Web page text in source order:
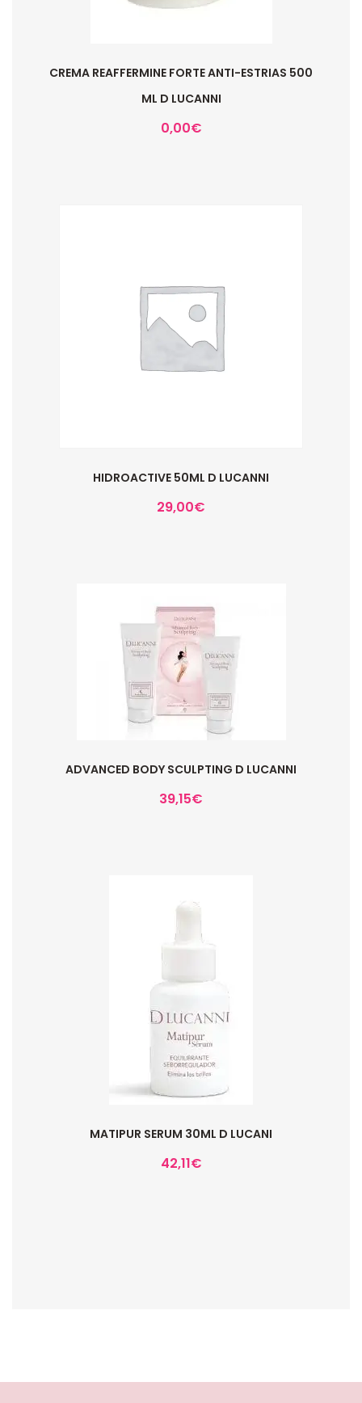
CREMA REAFFERMINE FORTE ANTI-ESTRIAS 500
ML D LUCANNI
0,00€
HIDROACTIVE 50ML D LUCANNI
29,00€
ADVANCED BODY SCULPTING D LUCANNI
39,15€
MATIPUR SERUM 30ML D LUCANI
42,11€